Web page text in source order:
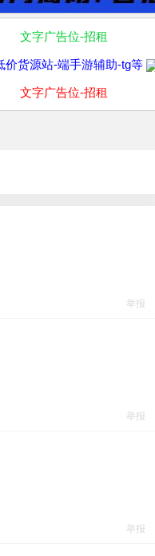
文字广告位-招租
价货源站-端手游辅助-tg等
文字广告位-招租
举报
举报
举报